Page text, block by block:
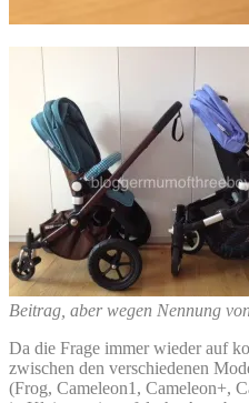
Beitrag, aber wegen Nennung
Da die Frage immer wieder auf
zwischen den verschiedenen
(Frog, Cameleon1, Cameleon+,